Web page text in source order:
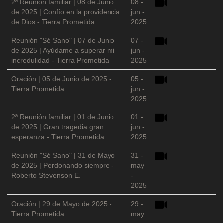
2ª Reunión familiar | 08 de Junio
de 2025 | Confío en la providencia
de Dios - Tierra Prometida
08 -
jun -
2025
Reunión "Sé Sano" | 07 de Junio
de 2025 | Ayúdame a superar mi
incredulidad - Tierra Prometida
07 -
jun -
2025
Oración | 05 de Junio de 2025 -
Tierra Prometida
05 -
jun -
2025
2ª Reunión familiar | 01 de Junio
de 2025 | Gran tragedia gran
esperanza - Tierra Prometida
01 -
jun -
2025
Reunión "Sé Sano" | 31 de Mayo
de 2025 | Perdonando siempre -
Roberto Stevenson E.
31 -
may
-
2025
Oración | 29 de Mayo de 2025 -
Tierra Prometida
29 -
may